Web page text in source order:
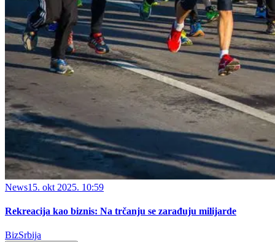
News15. okt 2025. 10:59
Rekreacija kao biznis: Na trčanju se zarađuju milijarde
BizSrbija